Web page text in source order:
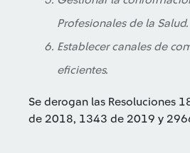
Profesionales de la Salud.
Establecer canales de
eficientes.
Se derogan las Resoluciones
de 2018, 1343 de 2019 y